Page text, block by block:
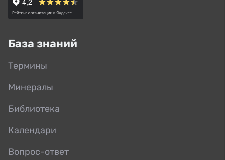
База знаний
Термины
Минералы
Библиотека
Календари
Вопрос-ответ